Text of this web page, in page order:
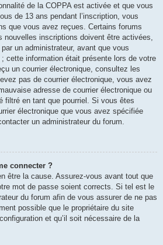
de la COPPA est activée et que vous
de 13 ans pendant l’inscription, vous
que vous avez reçues. Certains forums
nouvelles inscriptions doivent être activées,
un administrateur, avant que vous
cette information était présente lors de votre
un courrier électronique, consultez les
pas de courrier électronique, vous avez
adresse de courrier électronique ou
filtré en tant que pourriel. Si vous êtes
électronique que vous avez spécifiée
un administrateur du forum.
connecter ?
être la cause. Assurez-vous avant tout que
mot de passe soient corrects. Si tel est le
du forum afin de vous assurer de ne pas
possible que le propriétaire du site
et qu’il soit nécessaire de la